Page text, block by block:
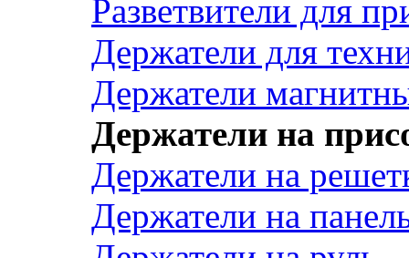
Разветвители для
Держатели для
Держатели
Держатели на
Держатели на
Держатели на